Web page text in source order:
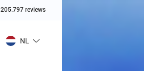
205.797 reviews
NL